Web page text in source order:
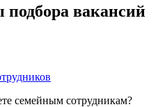
вакансий
семейным сотрудникам?